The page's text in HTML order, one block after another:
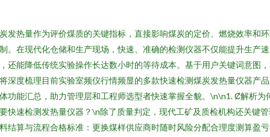
发热量作为评价煤质的关键指标，直接影响煤炭的定价、燃烧效率和
。在现代化仓储和生产现场，快速、准确的检测仪器不仅能提升生产速
还能降低传统实验操作长达数小时的等待成本。基于用户关键词意图
深度梳理目前实验室频仪行情频显的多款快速检测煤炭发热量仪器产
功能汇总，助力管理层和工程师选型者快速掌握全貌。\n\n1. Ȼ解析为
快速检测发热量仪器？\n除了质量判定，现代工矿及质检机构还关键
结算与流程合格标准：更换煤样供应商时随时风险分配合理度测算盈